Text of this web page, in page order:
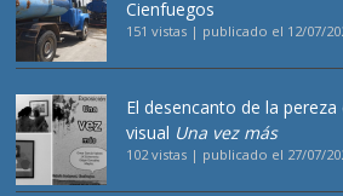
Cienfuegos
151 vistas | publicado el 12/07/
El desencanto de la
visual Una vez más
102 vistas | publicado el 27/07/